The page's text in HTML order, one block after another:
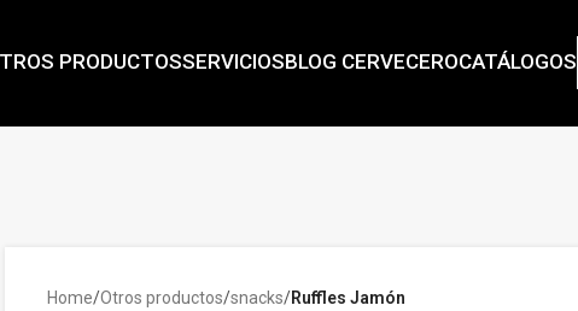
PRODUCTOSSERVICIOSBLOG CERVECEROCATÁLOGOS
Home/Otros productos/snacks/Ruffles Jamón